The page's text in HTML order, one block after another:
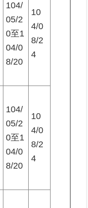
104/
05/2
0至1
04/0
8/20
10
4/0
8/2
4
104/
05/2
0至1
04/0
8/20
10
4/0
8/2
4